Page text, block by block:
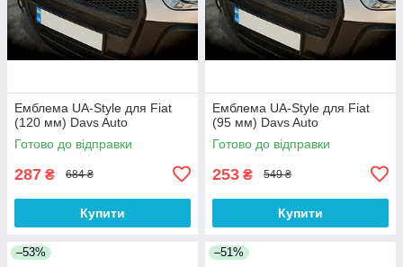
Емблема UA-Style для Fiat
(120 мм) Davs Auto
Готово до відправки
287 ₴ 684 ₴
Купити
Емблема UA-Style для Fiat
(95 мм) Davs Auto
Готово до відправки
253 ₴ 549 ₴
Купити
–53% –51%